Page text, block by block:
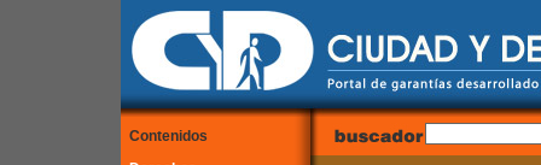
Contenidos